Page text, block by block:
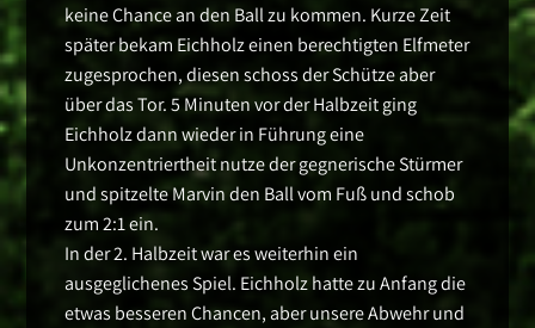
keine Chance an den Ball zu kommen. Kurze Zeit
später bekam Eichholz einen berechtigten Elfmeter
zugesprochen, diesen schoss der Schütze aber
über das Tor. 5 Minuten vor der Halbzeit ging
Eichholz dann wieder in Führung eine
Unkonzentriertheit nutze der gegnerische Stürmer
und spitzelte Marvin den Ball vom Fuß und schob
zum 2:1 ein.
In der 2. Halbzeit war es weiterhin ein
ausgeglichenes Spiel. Eichholz hatte zu Anfang die
etwas besseren Chancen, aber unsere Abwehr und